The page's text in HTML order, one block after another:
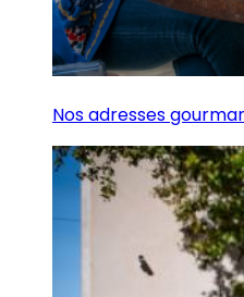
Nos adresses